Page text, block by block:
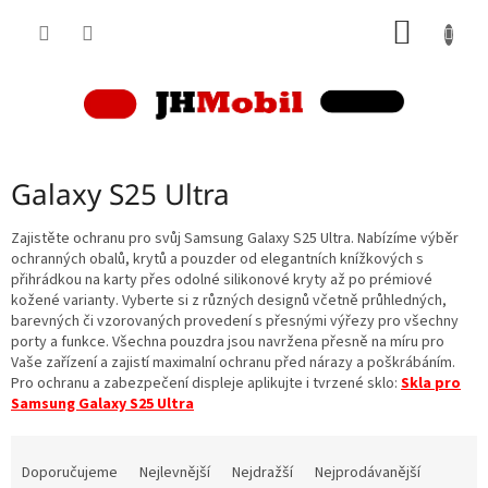
Galaxy S25 Ultra
Zajistěte ochranu pro svůj Samsung Galaxy S25 Ultra. Nabízíme výběr
ochranných obalů, krytů a pouzder od elegantních knížkových s
přihrádkou na karty přes odolné silikonové kryty až po prémiové
kožené varianty. Vyberte si z různých designů včetně průhledných,
barevných či vzorovaných provedení s přesnými výřezy pro všechny
porty a funkce. Všechna pouzdra jsou navržena přesně na míru pro
Vaše zařízení a zajistí maximalní ochranu před nárazy a poškrábáním.
Pro ochranu a zabezpečení displeje aplikujte i tvrzené sklo: Skla pro
Samsung Galaxy S25 Ultra
Doporučujeme Nejlevnější Nejdražší
Nejprodávanější